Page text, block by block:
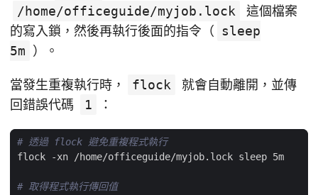
/home/officeguide/myjob.lock
這個檔案
的寫入鎖，然後再執行後面的指令（ sleep
5m ）。
當發生重複執行時， flock
就會自動離開，並傳
回錯誤代碼
1 ：
# 透過 flock 避免重複程式執行
# 取得程式執行傳回值